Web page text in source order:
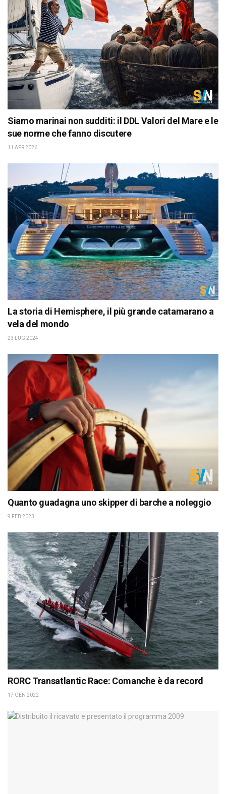
Siamo marinai non sudditi: il DDL Valori del Mare e le
sue norme che fanno discutere
11 APR 2026
La storia di Hemisphere, il più grande catamarano a
vela del mondo
23 LUG 2024
Quanto guadagna uno skipper di barche a noleggio
9 FEB 2023
RORC Transatlantic Race: Comanche è da record
17 GEN 2022